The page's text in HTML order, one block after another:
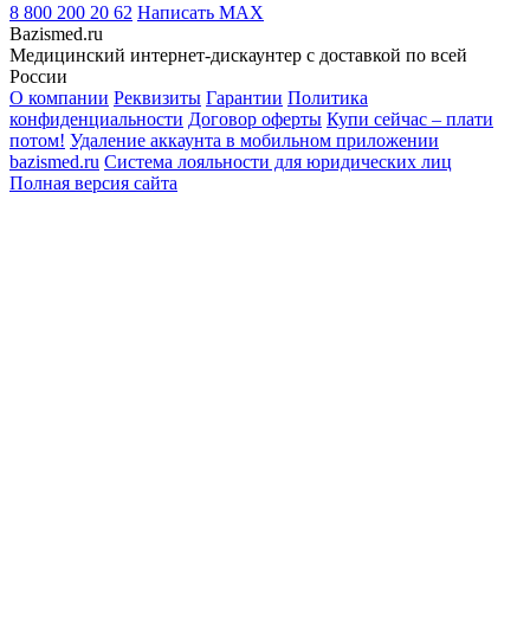
8 800 200 20 62 Написать MAX
Bazismed.ru
Медицинский интернет-дискаунтер с доставкой по всей
России
О компании Реквизиты Гарантии Политика
конфиденциальности Договор оферты Купи сейчас – плати
потом! Удаление аккаунта в мобильном приложении
bazismed.ru Система лояльности для юридических лиц
Полная версия сайта